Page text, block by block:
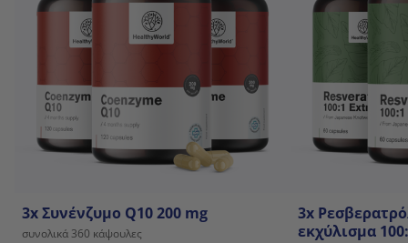
3x Συνένζυμο Q10 200 mg
συνολικά 360 κάψουλες
3x
εκχύλισμα